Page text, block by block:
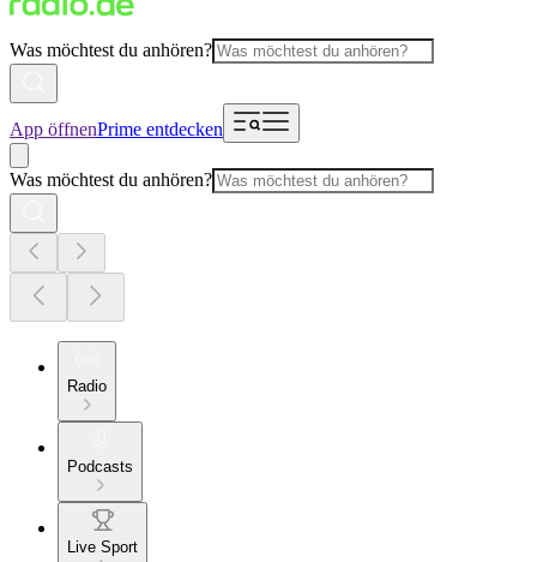
Was möchtest du anhören?
App öffnenPrime entdecken
Was möchtest du anhören?
Radio
Podcasts
Live Sport